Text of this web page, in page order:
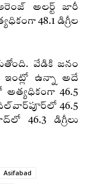
అలర్ట్‌ జారీ
48.1 డిగ్రీల
వేడికి జనం
ఇంట్లో ఉన్నా అదే
అత్యధికంగా 46.5
46.5
46.3 డిగ్రీలు
Asifabad